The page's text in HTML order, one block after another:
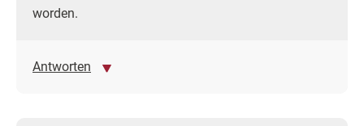
worden.
Antworten